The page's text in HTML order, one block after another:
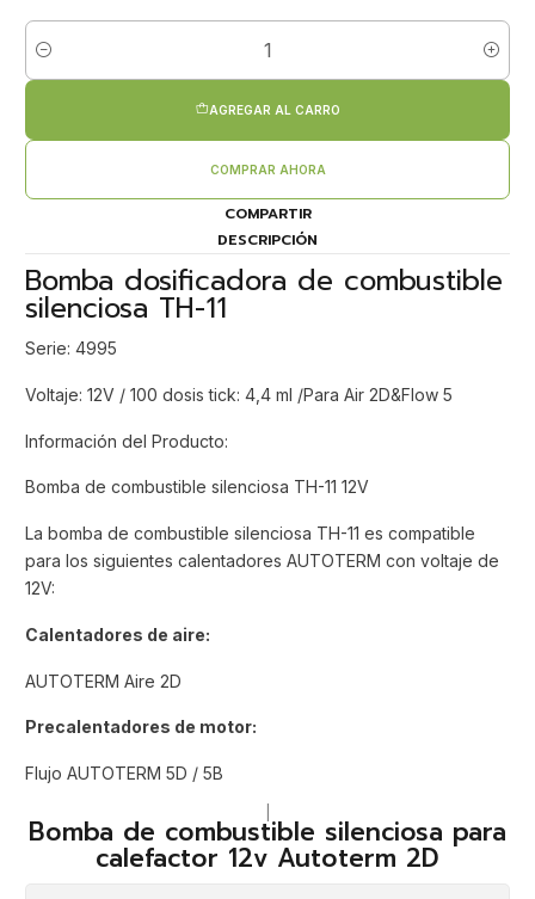
Cantidad
AGREGAR AL CARRO
COMPRAR AHORA
COMPARTIR
DESCRIPCIÓN
Bomba dosificadora de combustible
silenciosa TH-11
Serie: 4995
Voltaje: 12V / 100 dosis tick: 4,4 ml /Para Air 2D&Flow 5
Información del Producto:
Bomba de combustible silenciosa TH-11 12V
La bomba de combustible silenciosa TH-11 es compatible
para los siguientes calentadores AUTOTERM con voltaje de
12V:
Calentadores de aire:
AUTOTERM Aire 2D
Precalentadores de motor:
Flujo AUTOTERM 5D / 5B
Bomba de combustible silenciosa para
calefactor 12v Autoterm 2D